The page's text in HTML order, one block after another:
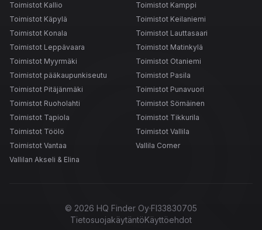
Toimistot Kallio
Toimistot Kamppi
Toimistot Käpylä
Toimistot Keilaniemi
Toimistot Konala
Toimistot Lauttasaari
Toimistot Leppävaara
Toimistot Matinkylä
Toimistot Myyrmäki
Toimistot Otaniemi
Toimistot pääkaupunkiseutu
Toimistot Pasila
Toimistot Pitäjänmäki
Toimistot Punavuori
Toimistot Ruoholahti
Toimistot Sörnäinen
Toimistot Tapiola
Toimistot Tikkurila
Toimistot Töölö
Toimistot Vallila
Toimistot Vantaa
Vallila Corner
Vallilan Akseli & Elina
© 2026 HQ Finder Oy·FI33830705
TietosuojakäytäntöKäyttöehdot